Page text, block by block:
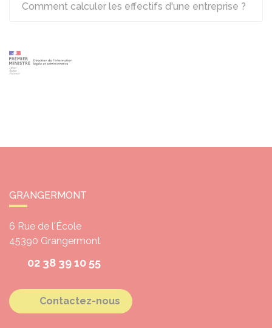
Comment calculer les effectifs d'une entreprise ?
GRANGERMONT
6 Rue de l'École
45390 Grangermont
02 38 39 10 55
Contactez-nous